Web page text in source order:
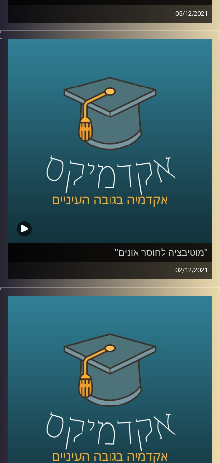
05/12/2021
נדמה שאי אפשר לעבור שבוע ואפילו יום מבלי לשמוע את
המילה "סייבר".
וסייבר והעמקנו בשאלה מהו אותו מרחב קיברנטי שכולם
מדברים עליו ועל ההשלכות של מתקפות סייבר.
לשיחה עם ד"ר טל פבל בנושא קורונה וסייבר –
קרדיט תמונות:
AudioVersity
"מוטיבציה לחוסר אונים"
02/12/2021
כאשר שמעתי לראשונה את הביטוי "מוטיבציה לחוסר אונים"
היה נדמה לי שמדובר בטעות, אבל לאחר הסבר קצר הבנתי
והמסקרנת "מוטיבציה לחוסר אונים".
לשיחה עם ד"ר אורי ליפשין על פסיכולוגיה
אקזיסטנציאליסטית והרצון לחיות לנצח –לחצו כאן
לשיחה עם ד"ר אורי ליפשין על מגיפת הפרידות בתקופת
לחצו כאן
קרדיט תמונות:AudioVersity